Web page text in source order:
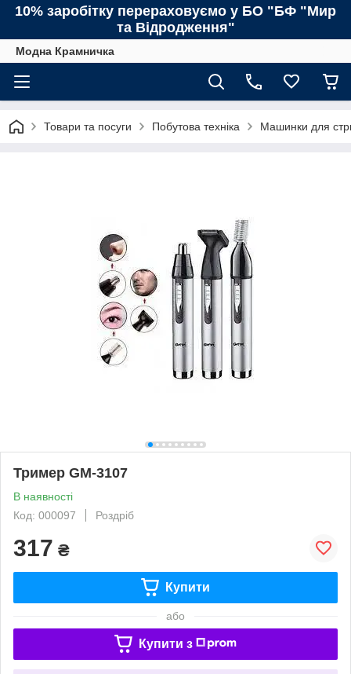
10% заробітку перераховуємо у БО "БФ "Мир
та Відродження"
Модна Крамничка
Товари та посуги Побутова техніка Машинки для
Тример GM-3107
В наявності
Код: 000097
Роздріб
317 ₴
Купити
або
Купити з